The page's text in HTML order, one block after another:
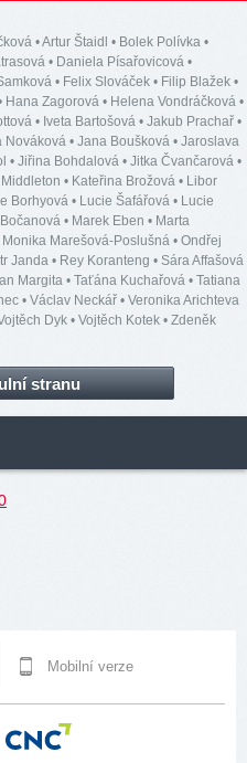
•Artur Štaidl • Bolek Polívka •
• Daniela Písařovicová •
• Felix Slováček • Filip Blažek •
Hana Zagorová • Helena Vondráčková •
• Iveta Bartošová • Jakub Prachař •
Nováková • Jana Boušková • Jaroslava
• Jiřina Bohdalová • Jitka Čvančarová •
Middleton • Kateřina Brožová • Libor
Borhyová • Lucie Šafářová • Lucie
• Marek Eben • Marta
Monika Marešová-Poslušná • Ondřej
Janda • Rey Koranteng • Sára Affašová
Margita • Taťána Kuchařová • Tatiana
• Václav Neckář • Veronika Arichteva
Dyk • Vojtěch Kotek • Zdeněk
stranu
Mobilní verze